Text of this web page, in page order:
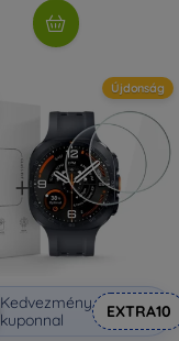
Újdonság
Kedvezmény
kuponnal
EXTRA10